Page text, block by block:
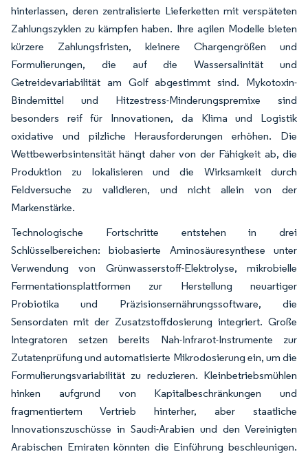
hinterlassen, deren zentralisierte Lieferketten mit verspäteten
Zahlungszyklen zu kämpfen haben. Ihre agilen Modelle bieten
kürzere Zahlungsfristen, kleinere Chargengrößen und
Formulierungen, die auf die Wassersalinität und
Getreidevariabilität am Golf abgestimmt sind. Mykotoxin-
Bindemittel und Hitzestress-Minderungspremixe sind
besonders reif für Innovationen, da Klima und Logistik
oxidative und pilzliche Herausforderungen erhöhen. Die
Wettbewerbsintensität hängt daher von der Fähigkeit ab, die
Produktion zu lokalisieren und die Wirksamkeit durch
Feldversuche zu validieren, und nicht allein von der
Markenstärke.
Technologische Fortschritte entstehen in drei
Schlüsselbereichen: biobasierte Aminosäuresynthese unter
Verwendung von Grünwasserstoff-Elektrolyse, mikrobielle
Fermentationsplattformen zur Herstellung neuartiger
Probiotika und Präzisionsernährungssoftware, die
Sensordaten mit der Zusatzstoffdosierung integriert. Große
Integratoren setzen bereits Nah-Infrarot-Instrumente zur
Zutatenprüfung und automatisierte Mikrodosierung ein, um die
Formulierungsvariabilität zu reduzieren. Kleinbetriebsmühlen
hinken aufgrund von Kapitalbeschränkungen und
fragmentiertem Vertrieb hinterher, aber staatliche
Innovationszuschüsse in Saudi-Arabien und den Vereinigten
Arabischen Emiraten könnten die Einführung beschleunigen.